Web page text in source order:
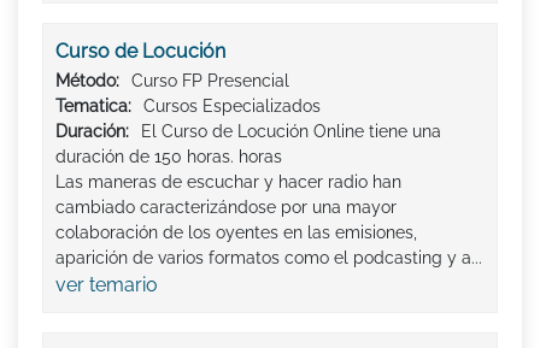
Curso de Locución
Método:
Curso FP Presencial
Tematica:
Cursos Especializados
Duración:
El Curso de Locución Online tiene una
duración de 150 horas. horas
Las maneras de escuchar y hacer radio han
cambiado caracterizándose por una mayor
colaboración de los oyentes en las emisiones,
aparición de varios formatos como el podcasting y a...
ver temario